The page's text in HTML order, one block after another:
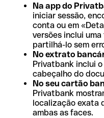
Na app do
iniciar sessão,
conta ou em
versões inclui
partilhá-lo sem
No extrato
Privatbank inclui
cabeçalho do
No seu cartão
Privatbank
localização exata
ambas as faces.